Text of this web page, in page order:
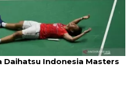
Daihatsu Indonesia Masters